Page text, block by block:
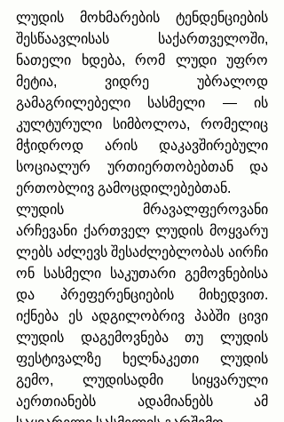
ლუდის მოხმარების ტენდენციების
შესწაავლისას საქართველოში,
ნათელი ხდება, რომ ლუდი უფრო
მეტია, ვიდრე უბრალოდ
გამაგრილებელი სასმელი — ის
კულტურული სიმბოლოა, რომელიც
მჭიდროდ არის დაკავშირებული
სოციალურ ურთიერთობებთან და
ერთობლივ გამოცდილებებთან.
ლუდის  მრავალფეროვანი
არჩევანი ქართველ ლუდის მოყვარუ
ლებს აძლევს შესაძლებლობას აირჩი
ონ სასმელი საკუთარი გემოვნებისა
და პრეფერენციების მიხედვით.
იქნება ეს ადგილობრივ პაბში ცივი
ლუდის დაგემოვნება თუ ლუდის
ფესტივალზე ხელნაკეთი ლუდის
გემო, ლუდისადმი სიყვარული
აერთიანებს ადამიანებს ამ